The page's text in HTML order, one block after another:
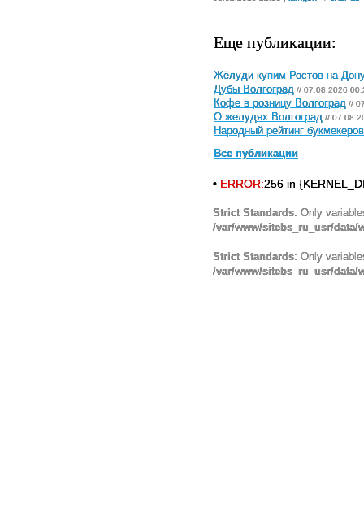
Еще публикации:
Жёлуди купим Ростов-на-
Дубы Волгоград // 07.08.2026
Кофе в розницу Волгоград //
О желудях Волгоград //
Народный рейтинг
Все публикации
• ERROR:256 in
Strict Standards: Only
/var/www/sitebs_ru_usr/
Strict Standards: Only
/var/www/sitebs_ru_usr/